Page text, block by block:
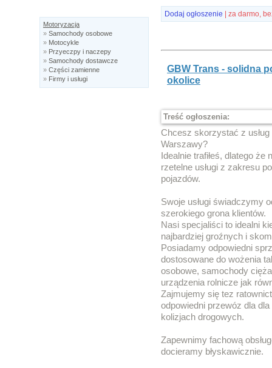
Motoryzacja
» Samochody osobowe
» Motocykle
» Przyeczpy i naczepy
» Samochody dostawcze
» Części zamienne
» Firmy i usługi
Dodaj ogłoszenie | za darmo,
GBW Trans - solidna
okolice
Treść ogłoszenia:
Chcesz skorzystać z
Warszawy?
Idealnie trafiłeś, dlatego
rzetelne usługi z zakresu
pojazdów.
Swoje usługi świadczymy
szerokiego grona klientów.
Nasi specjaliści to idealni
najbardziej groźnych i
Posiadamy odpowiedni
dostosowane do wożenia
osobowe, samochody
urządzenia rolnicze jak
Zajmujemy się tez
odpowiedni przewóz dla
kolizjach drogowych.
Zapewnimy fachową
docieramy błyskawicznie.